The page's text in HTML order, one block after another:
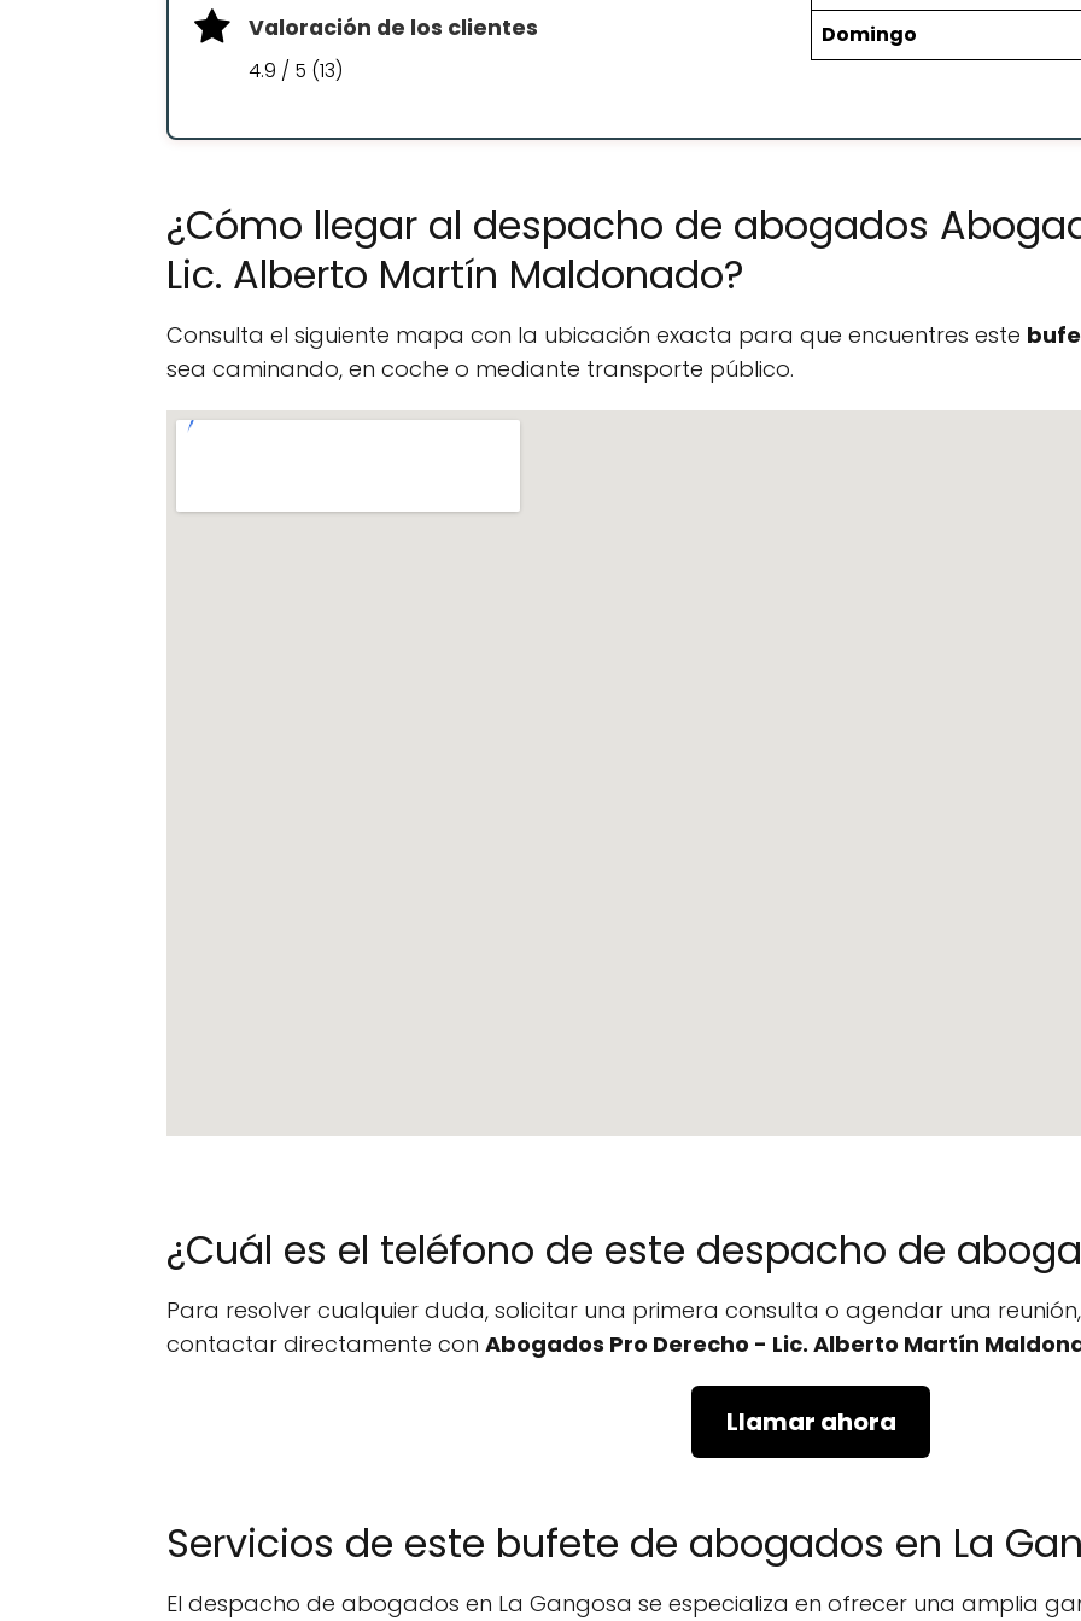
Valoración de los clientes
4.9 / 5 (13)
Domingo
¿Cómo llegar al despacho de abogados
Lic. Alberto Martín Maldonado?
Consulta el siguiente mapa con la ubicación exacta para que encuentres este
sea caminando, en coche o mediante transporte público.
¿Cuál es el teléfono de este despacho de
Para resolver cualquier duda, solicitar una primera consulta o agendar una
contactar directamente con Abogados Pro Derecho - Lic. Alberto Martín
Llamar ahora
Servicios de este bufete de abogados en La
El despacho de abogados en La Gangosa se especializa en ofrecer una amplia